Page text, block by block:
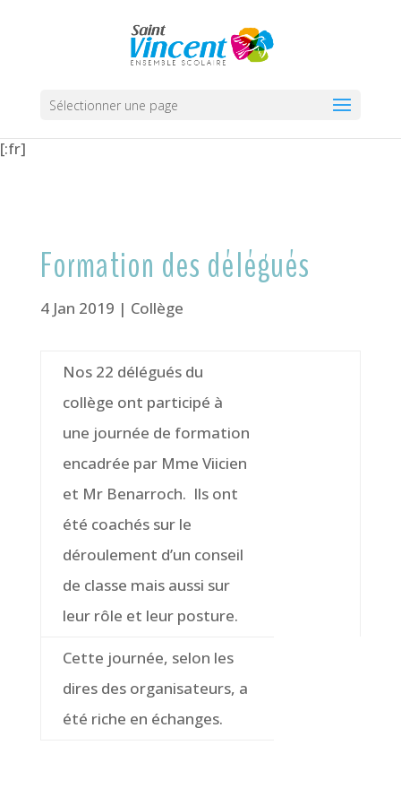
Sélectionner une page
[:fr]
Formation des délégués
4 Jan 2019 | Collège
Nos 22 délégués du
collège ont participé à
une journée de formation
encadrée par Mme Viicien
et Mr Benarroch. Ils ont
été coachés sur le
déroulement d’un conseil
de classe mais aussi sur
leur rôle et leur posture.
Cette journée, selon les
dires des organisateurs, a
été riche en échanges.